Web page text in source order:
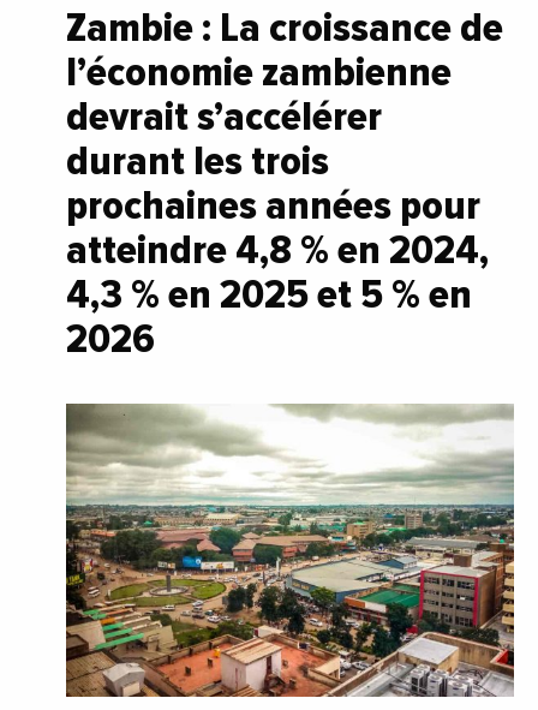
Zambie : La croissance de
l’économie zambienne
devrait s’accélérer
durant les trois
prochaines années pour
atteindre 4,8 % en 2024,
4,3 % en 2025 et 5 % en
2026